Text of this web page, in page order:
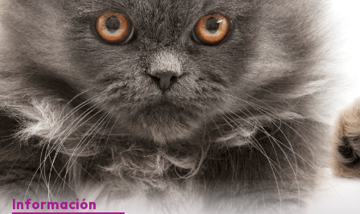
Información